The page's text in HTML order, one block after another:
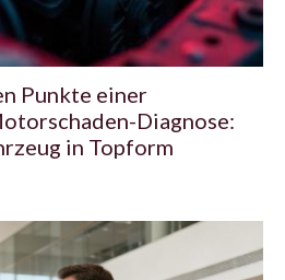
Punkte einer
Diagnose:
in Topform